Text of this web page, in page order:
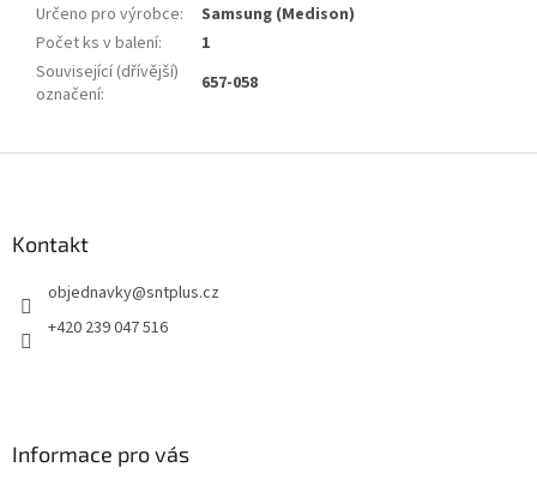
Určeno pro výrobce:
Samsung (Medison)
Počet ks v balení:
1
Související (dřívější)
označení: 657-058
Kontakt
objednavky@sntplus.cz
+420 239 047 516
Informace pro vás